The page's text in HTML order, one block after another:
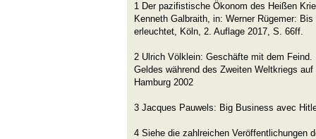
1 Der pazifistische Ökonom des Heißen
Kenneth Galbraith, in: Werner Rügemer:
erleuchtet, Köln, 2. Auflage 2017, S. 66ff.
2 Ulrich Völklein: Geschäfte mit dem
Geldes während des Zweiten Weltkriegs
Hamburg 2002
3 Jacques Pauwels: Big Business avec
4 Siehe die zahlreichen Veröffentlichungen